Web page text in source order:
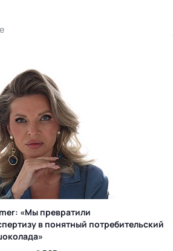
«Мы превратили
в понятный потребительский